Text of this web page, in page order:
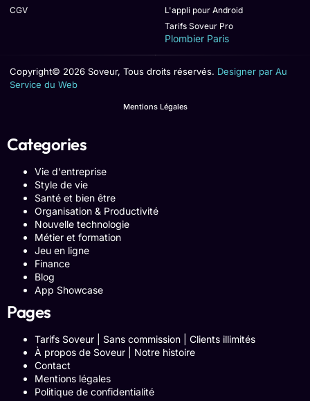
CGV
L'appli pour Android
Tarifs Soveur Pro
Plombier Paris
Copyright© 2026 Soveur, Tous droits réservés. Designer par Au
Service du Web
Mentions Légales
Categories
Vie d'entreprise
Style de vie
Santé et bien être
Organisation & Productivité
Nouvelle technologie
Métier et formation
Jeu en ligne
Finance
Blog
App Showcase
Pages
Tarifs Soveur | Sans commission | Clients illimités
À propos de Soveur | Notre histoire
Contact
Mentions légales
Politique de confidentialité